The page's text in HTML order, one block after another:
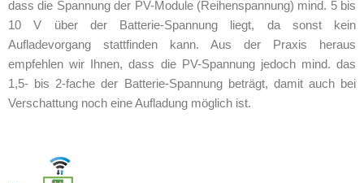
dass die Spannung der PV-Module (Reihenspannung) mind. 5 bis
10 V über der Batterie-Spannung liegt, da sonst kein
Aufladevorgang stattfinden kann. Aus der Praxis heraus
empfehlen wir Ihnen, dass die PV-Spannung jedoch mind. das
1,5- bis 2-fache der Batterie-Spannung beträgt, damit auch bei
Verschattung noch eine Aufladung möglich ist.